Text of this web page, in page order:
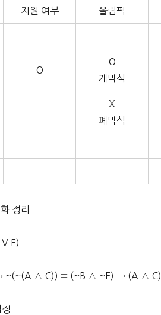
지원 여부 올림픽
O
O
개막식
X
폐막식
정리
E)
~(~(A ∧ C)) ≡ (~B ∧ ~E) → (A ∧ C)